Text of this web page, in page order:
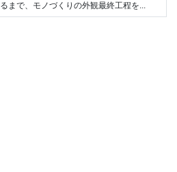
まで、モノづくりの外観最終工程を...